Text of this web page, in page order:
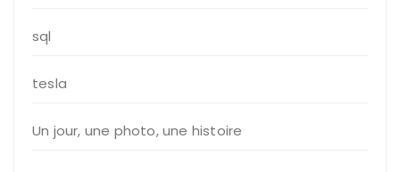
sql
tesla
Un jour, une photo, une histoire